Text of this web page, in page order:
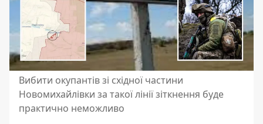
Вибити окупантів зі східної частини
Новомихайлівки за такої лінії зіткнення буде
практично неможливо